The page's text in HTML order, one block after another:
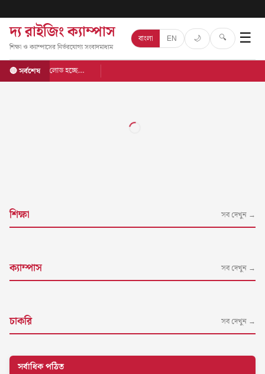
দ্য রাইজিং ক্যাম্পাস
শিক্ষা ও ক্যাম্পাসের নির্ভরযোগ্য সংবাদমাধ্যম
বাংলা EN 🌙 🔍 ☰
🔴 সর্বশেষ লোড হচ্ছে…
শিক্ষা সব দেখুন →
ক্যাম্পাস সব দেখুন →
চাকরি সব দেখুন →
সর্বাধিক পঠিত